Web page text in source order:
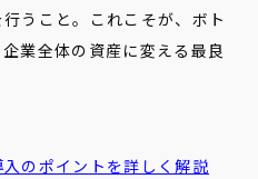
うこと。これこそが、ボト
業全体の資産に変える最良
のポイントを詳しく解説